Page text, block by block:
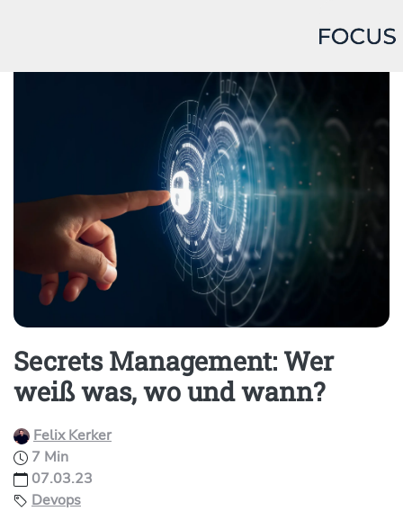
Secrets Management: Wer
weiß was, wo und wann?
Felix Kerker
7 Min
07.03.23
Devops